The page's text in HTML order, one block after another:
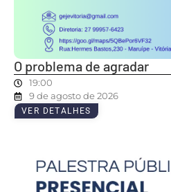
O problema de agradar
19:00
9 de agosto de 2026
VER DETALHES